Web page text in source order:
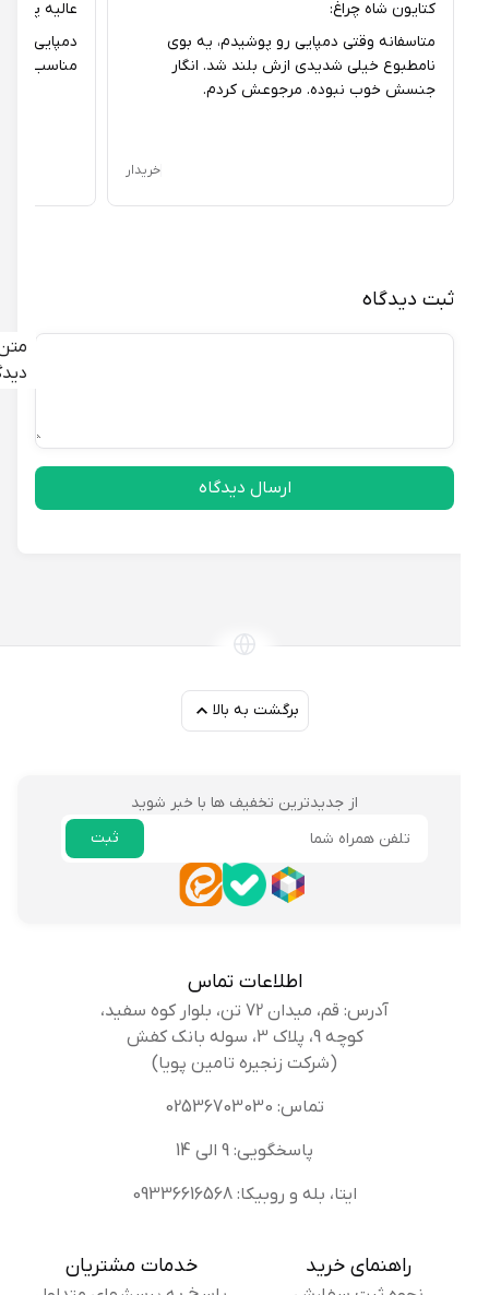
ثبت دیدگاه
متن
دیدگاه
ارسال دیدگاه
کتایون شاه چراغ:
متاسفانه وقتی دمپایی رو پوشیدم، یه بوی
نامطبوع خیلی شدیدی ازش بلند شد. انگار
جنسش خوب نبوده. مرجوعش کردم.
خریدار
عالیه پورعزیزی
دمپایی نرم و
مناسب.
برگشت به بالا
از جدیدترین تخفیف ها با خبر شوید
اطلاعات تماس
آدرس: قم، میدان 72 تن، بلوار کوه سفید،
کوچه 9، پلاک 3، سوله بانک کفش
(شرکت زنجیره تامین پویا)
تماس: 02536703030
پاسخگویی: 9 الی 14
ایتا، بله و روبیکا: 09336616568
راهنمای خرید خدمات مشتریان